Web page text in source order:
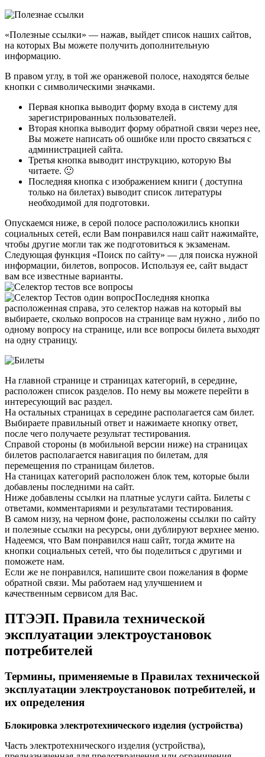
«Полезные ссылки» — нажав, выйдет список наших сайтов,
на которых Вы можете получить дополнительную
информацию.
В правом углу, в той же оранжевой полосе, находятся белые
кнопки с символическими значками.
Первая кнопка выводит форму входа в систему для
зарегистрированных пользователей.
Вторая кнопка выводит форму обратной связи через нее,
Вы можете написать об ошибке или просто связаться с
администрацией сайта.
Третья кнопка выводит инструкцию, которую Вы
читаете. 🙂
Последняя кнопка с изображением книги ( доступна
только на билетах) выводит список литературы
необходимой для подготовки.
Опускаемся ниже, в серой полосе расположились кнопки
социальных сетей, если Вам понравился наш сайт нажимайте,
чтобы другие могли так же подготовиться к экзаменам.
Следующая функция «Поиск по сайту» — для поиска нужной
информации, билетов, вопросов. Используя ее, сайт выдаст
вам все известные варианты.
Последняя кнопка
расположенная справа, это селектор нажав на который вы
выбираете, сколько вопросов на странице вам нужно , либо по
одному вопросу на странице, или все вопросы билета выходят
на одну страницу.
На главной странице и страницах категорий, в середине,
расположен список разделов. По нему вы можете перейти в
интересующий вас раздел.
На остальных страницах в середине располагается сам билет.
Выбираете правильный ответ и нажимаете кнопку ответ,
после чего получаете результат тестирования.
Справой стороны (в мобильной версии ниже) на страницах
билетов располагается навигация по билетам, для
перемещения по страницам билетов.
На станицах категорий расположен блок тем, которые были
добавлены последними на сайт.
Ниже добавлены ссылки на платные услуги сайта. Билеты с
ответами, комментариями и результатами тестирования.
В самом низу, на черном фоне, расположены ссылки по сайту
и полезные ссылки на ресурсы, они дублируют верхнее меню.
Надеемся, что Вам понравился наш сайт, тогда жмите на
кнопки социальных сетей, что бы поделиться с другими и
поможете нам.
Если же не понравился, напишите свои пожелания в форме
обратной связи. Мы работаем над улучшением и
качественным сервисом для Вас.
ПТЭЭП. Правила технической
эксплуатации электроустановок
потребителей
Термины, применяемые в Правилах технической
эксплуатации электроустановок потребителей, и
их определения
Блокировка электротехнического изделия (устройства)
Часть электротехнического изделия (устройства),